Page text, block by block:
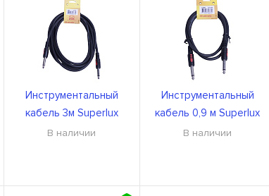
Инструментальный
кабель 3м Superlux
CFI3PP
В наличии
Инструментальный
кабель 0,9 м Superlux
CFI0.9PP
В наличии